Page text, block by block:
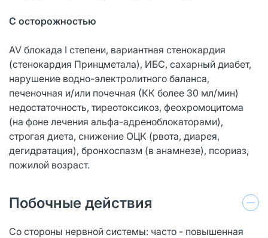
С осторожностью
AV блокада I степени, вариантная стенокардия
(стенокардия Принцметала), ИБС, сахарный диабет,
нарушение водно-электролитного баланса,
печеночная и/или почечная (КК более 30 мл/мин)
недостаточность, тиреотоксикоз, феохромоцитома
(на фоне лечения альфа-адреноблокаторами),
строгая диета, снижение ОЦК (рвота, диарея,
дегидратация), бронхоспазм (в анамнезе), псориаз,
пожилой возраст.
Побочные действия
Со стороны нервной системы: часто - повышенная